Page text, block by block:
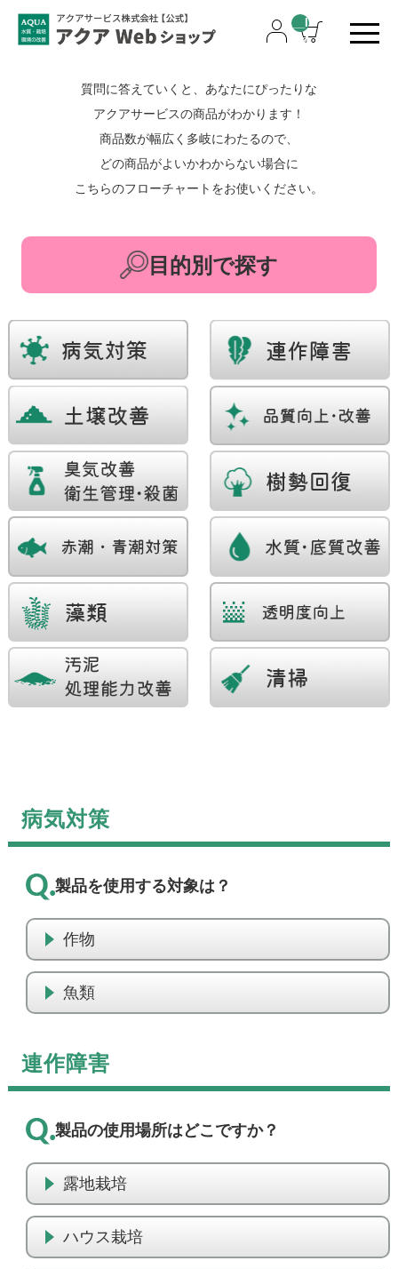
__I
TM
__
質問に答えていくと、あなたにぴったりな
アクアサービスの商品がわかります！
商品数が幅広く多岐にわたるので、
どの商品がよいかわからない場合に
こちらのフローチャートをお使いください。
目的別で探す
病気対策
製品を使用する対象は？
作物
魚類
連作障害
製品の使用場所はどこですか？
露地栽培
ハウス栽培